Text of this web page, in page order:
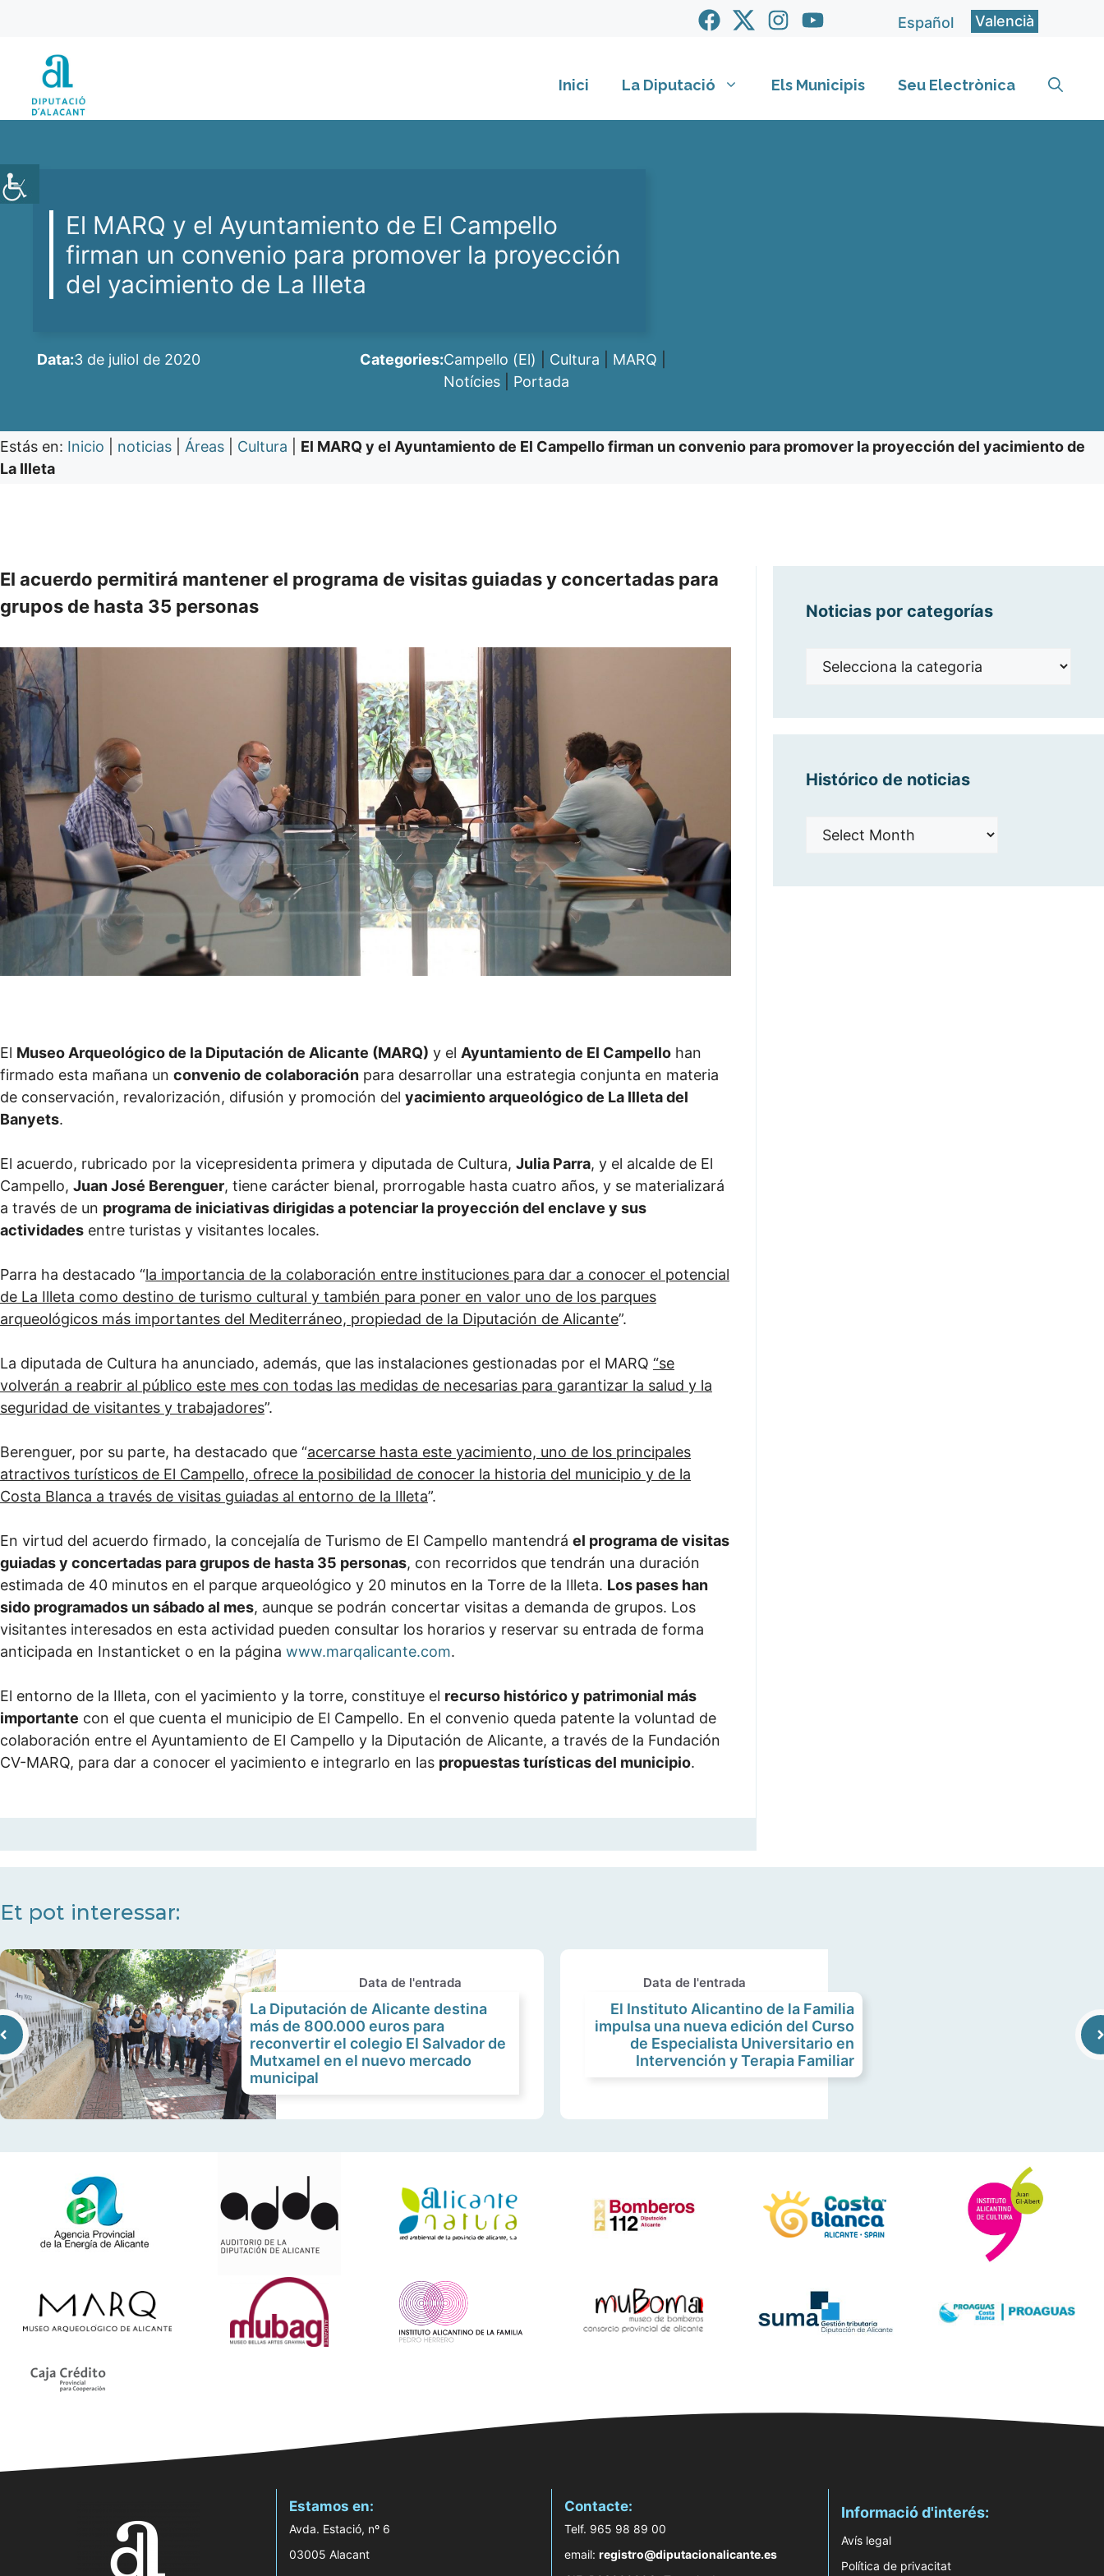
contingut
Español Valencià
Inici La Diputació Els Municipis Seu Electrònica
El MARQ y el Ayuntamiento de El Campello
firman un convenio para promover la proyección
del yacimiento de La Illeta
Data:3 de juliol de 2020 Categories:Campello (El) Cultura MARQ
Notícies
Portada
Estás en: Inicio noticias Áreas Cultura
El MARQ y el Ayuntamiento de El Campello firman un convenio para promover la proyección del yacimiento de
La Illeta
El acuerdo permitirá mantener el programa de visitas guiadas y concertadas para
grupos de hasta 35 personas
El Museo Arqueológico de la Diputación de Alicante (MARQ) y el Ayuntamiento de El Campello han
firmado esta mañana un convenio de colaboración para desarrollar una estrategia conjunta en materia
de conservación, revalorización, difusión y promoción del yacimiento arqueológico de La Illeta del
Banyets.
El acuerdo, rubricado por la vicepresidenta primera y diputada de Cultura, Julia Parra, y el alcalde de El
Campello, Juan José Berenguer, tiene carácter bienal, prorrogable hasta cuatro años, y se materializará
a través de un programa de iniciativas dirigidas a potenciar la proyección del enclave y sus
actividades entre turistas y visitantes locales.
Parra ha destacado “la importancia de la colaboración entre instituciones para dar a conocer el potencial
de La Illeta como destino de turismo cultural y también para poner en valor uno de los parques
arqueológicos más importantes del Mediterráneo, propiedad de la Diputación de Alicante”.
La diputada de Cultura ha anunciado, además, que las instalaciones gestionadas por el MARQ “se
volverán a reabrir al público este mes con todas las medidas de necesarias para garantizar la salud y la
seguridad de visitantes y trabajadores”.
Berenguer, por su parte, ha destacado que “acercarse hasta este yacimiento, uno de los principales
atractivos turísticos de El Campello, ofrece la posibilidad de conocer la historia del municipio y de la
Costa Blanca a través de visitas guiadas al entorno de la Illeta”.
En virtud del acuerdo firmado, la concejalía de Turismo de El Campello mantendrá el programa de visitas
guiadas y concertadas para grupos de hasta 35 personas, con recorridos que tendrán una duración
estimada de 40 minutos en el parque arqueológico y 20 minutos en la Torre de la Illeta. Los pases han
sido programados un sábado al mes, aunque se podrán concertar visitas a demanda de grupos. Los
visitantes interesados en esta actividad pueden consultar los horarios y reservar su entrada de forma
anticipada en Instanticket o en la página www.marqalicante.com.
El entorno de la Illeta, con el yacimiento y la torre, constituye el recurso histórico y patrimonial más
importante con el que cuenta el municipio de El Campello. En el convenio queda patente la voluntad de
colaboración entre el Ayuntamiento de El Campello y la Diputación de Alicante, a través de la Fundación
CV-MARQ, para dar a conocer el yacimiento e integrarlo en las propuestas turísticas del municipio.
Noticias por categorías
Noticias
Histórico de noticias
Histórico
Et pot interessar:
Data de l'entrada
La Diputación de Alicante destina
más de 800.000 euros para
reconvertir el colegio El Salvador de
Mutxamel en el nuevo mercado
municipal
Data de l'entrada
El Instituto Alicantino de la Familia
impulsa una nueva edición del Curso
de Especialista Universitario en
Intervención y Terapia Familiar
Estamos en:
Avda. Estació, nº 6
03005 Alacant
Contacte:
Telf. 965 98 89 00
email: registro@diputacionalicante.es
Informació d'interés:
Avís legal
Política de privacitat